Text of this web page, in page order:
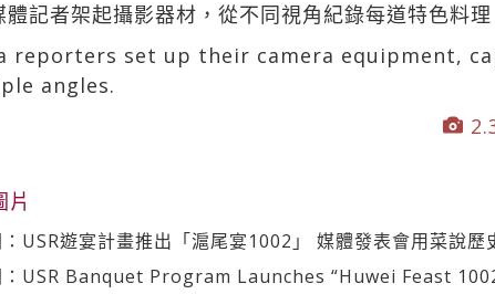
體記者架起攝影器材，從不同視角紀錄每道特色料理
reporters set up their camera equipment,
angles.
片
USR遊宴計畫推出「滬尾宴1002」 媒體發表會用菜說歷
：USR Banquet Program Launches “Huwei Feast